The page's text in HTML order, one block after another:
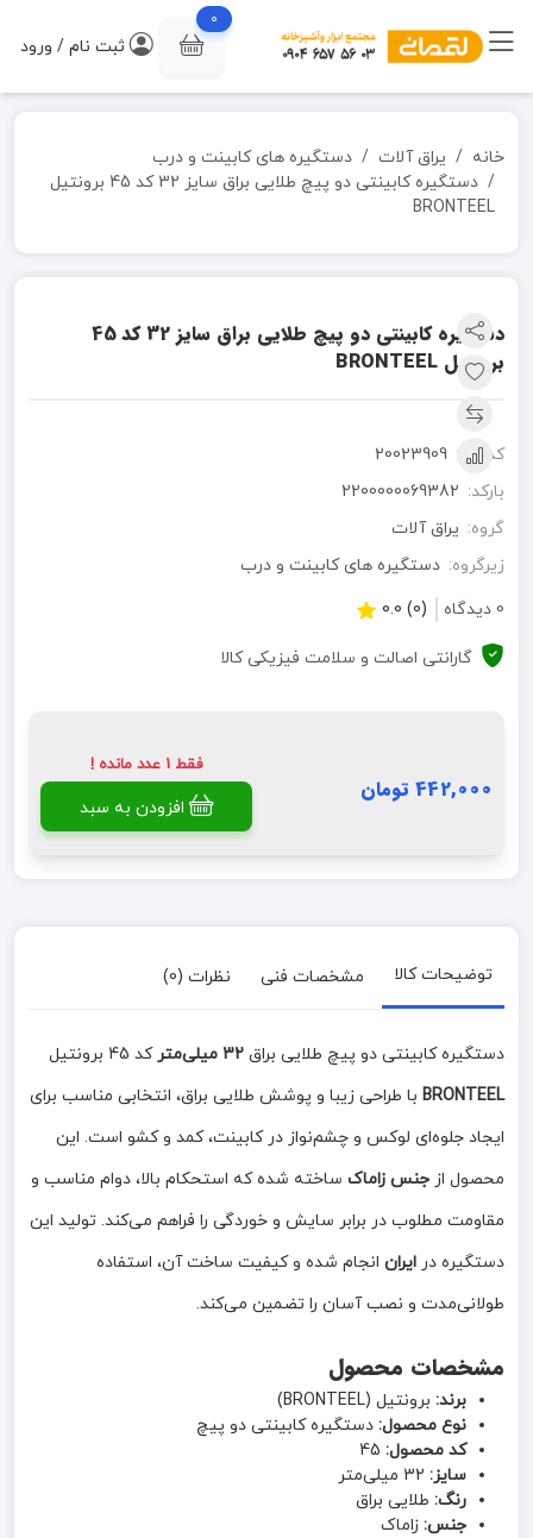
0
ثبت نام / ورود
خانه یراق آلات
دستگیره های کابینت و درب
دستگیره کابینتی دو پیچ طلایی براق سایز 32 کد 45 برونتیل
BRONTEEL
دستگیره کابینتی دو پیچ طلایی براق سایز 32 کد 45
برونتیل BRONTEEL
کد کالا: 20023909
بارکد: 2200000069382
گروه: یراق آلات
زیرگروه: دستگیره های کابینت و درب
0 دیدگاه
(0) 0.0
گارانتی اصالت و سلامت فیزیکی کالا
442,000 تومان
فقط 1 عدد مانده !
افزودن به سبد
توضیحات کالا مشخصات فنی نظرات (0)
دستگیره کابینتی دو پیچ طلایی براق 32 میلی‌متر
کد 45 برونتیل
BRONTEEL با طراحی زیبا و پوشش طلایی براق، انتخابی مناسب برای
ایجاد جلوه‌ای لوکس و چشم‌نواز در کابینت، کمد و کشو است. این
محصول از جنس زاماک ساخته شده که استحکام بالا، دوام مناسب و
مقاومت مطلوب در برابر سایش و خوردگی را فراهم می‌کند. تولید این
دستگیره در ایران انجام شده و کیفیت ساخت آن، استفاده
طولانی‌مدت و نصب آسان را تضمین می‌کند.
مشخصات محصول
برند: برونتیل (BRONTEEL)
نوع محصول: دستگیره کابینتی دو پیچ
کد محصول:
سایز:
رنگ: طلایی براق
جنس: زاماک